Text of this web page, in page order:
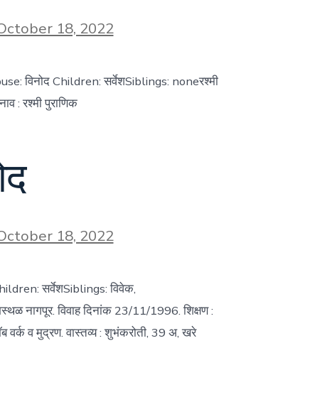
18, 2022
विनोद Children: सर्वेशSiblings: noneरश्मी
: रश्मी पुराणिक
18, 2022
सर्वेशSiblings: विवेक,
नागपूर. विवाह दिनांक 23/11/1996. शिक्षण :
वर्क व मुद्रण. वास्तव्य : शुभंकरोती, 39 अ, खरे